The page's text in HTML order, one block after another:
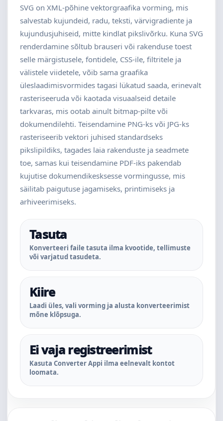
SVG on XML-põhine vektorgraafika vorming, mis
salvestab kujundeid, radu, teksti, värvigradiente ja
kujundusjuhiseid, mitte kindlat pikslivõrku. Kuna SVG
renderdamine sõltub brauseri või rakenduse toest
selle märgistusele, fontidele, CSS-ile, filtritele ja
välistele viidetele, võib sama graafika
üleslaadimisvormides tagasi lükatud saada, erinevalt
rasteriseeruda või kaotada visuaalseid detaile
tarkvaras, mis ootab ainult bitmap-pilte või
dokumendilehti. Teisendamine PNG-ks või JPG-ks
rasteriseerib vektori juhised standardseks
pikslipildiks, tagades laia rakenduste ja seadmete
toe, samas kui teisendamine PDF-iks pakendab
kujutise dokumendikesksesse vormingusse, mis
säilitab paigutuse jagamiseks, printimiseks ja
arhiveerimiseks.
Tasuta
Konverteeri faile tasuta ilma kvootide, tellimuste
või varjatud tasudeta.
Kiire
Laadi üles, vali vorming ja alusta konverteerimist
mõne klõpsuga.
Ei vaja registreerimist
Kasuta Converter Appi ilma eelnevalt kontot
loomata.